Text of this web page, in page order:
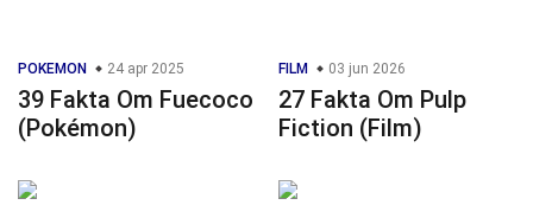
POKEMON 24 apr 2025
39 Fakta Om Fuecoco
(Pokémon)
FILM 03 jun 2026
27 Fakta Om Pulp
Fiction (Film)